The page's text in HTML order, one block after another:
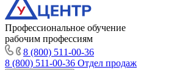
Профессиональное обучение
рабочим профессиям
8 (800) 511-00-36
8 (800) 511-00-36 Отдел продаж